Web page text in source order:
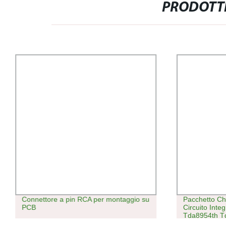
Connettore a pin RCA per montaggio su
PCB
Pacchetto
Circuito
Tda8954th